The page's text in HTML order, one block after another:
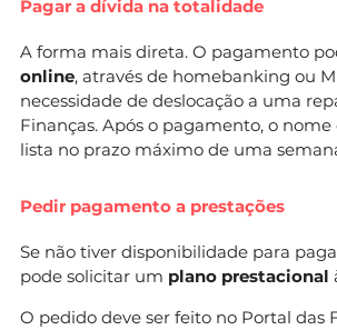
Pagar a dívida na totalidade
A forma mais direta. O pagamento
online, através de homebanking ou
necessidade de deslocação a uma
Finanças. Após o pagamento, o
lista no prazo máximo de uma
Pedir pagamento a prestações
Se não tiver disponibilidade para
pode solicitar um plano prestacional
O pedido deve ser feito no Portal das